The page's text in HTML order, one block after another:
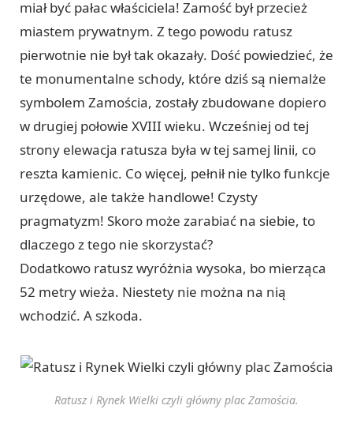
miał być pałac właściciela! Zamość był przecież
miastem prywatnym. Z tego powodu ratusz
pierwotnie nie był tak okazały. Dość powiedzieć, że
te monumentalne schody, które dziś są niemalże
symbolem Zamościa, zostały zbudowane dopiero
w drugiej połowie XVIII wieku. Wcześniej od tej
strony elewacja ratusza była w tej samej linii, co
reszta kamienic. Co więcej, pełnił nie tylko funkcje
urzędowe, ale także handlowe! Czysty
pragmatyzm! Skoro może zarabiać na siebie, to
dlaczego z tego nie skorzystać?
Dodatkowo ratusz wyróżnia wysoka, bo mierząca
52 metry wieża. Niestety nie można na nią
wchodzić. A szkoda.
Ratusz i Rynek Wielki czyli główny plac Zamościa.